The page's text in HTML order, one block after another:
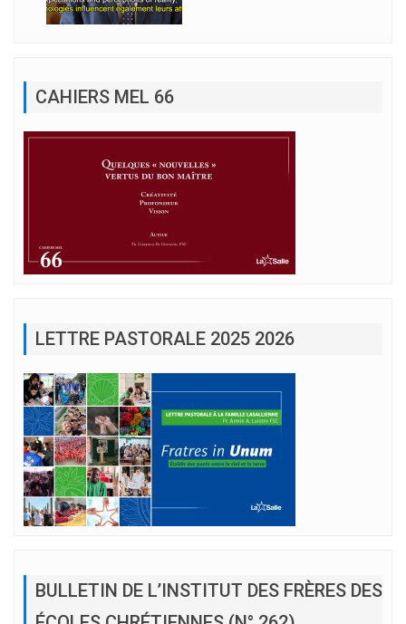
CAHIERS MEL 66
LETTRE PASTORALE 2025 2026
BULLETIN DE L’INSTITUT DES FRÈRES DES